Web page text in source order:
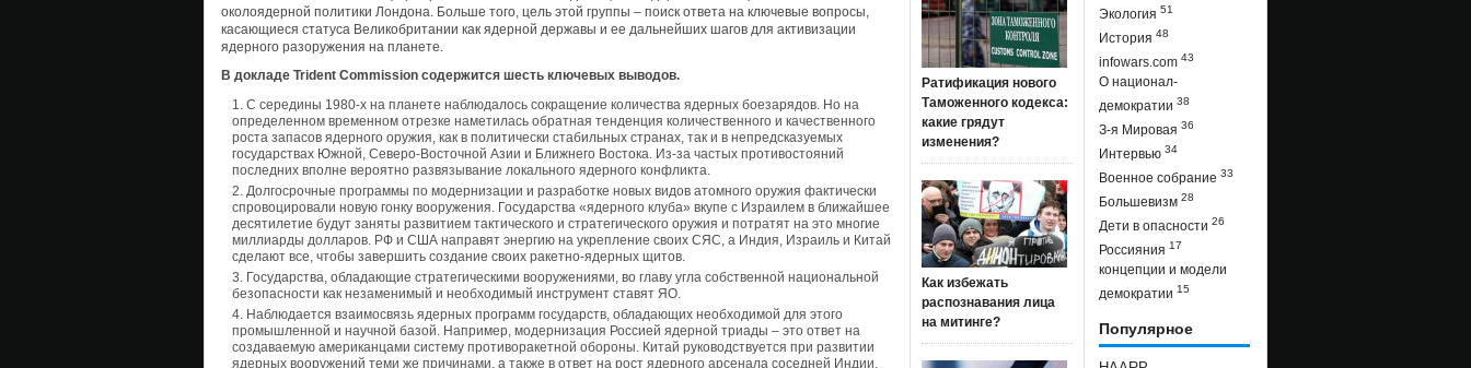
околоядерной политики Лондона. Больше того, цель этой группы – поиск ответа на ключевые вопросы,
касающиеся статуса Великобритании как ядерной державы и ее дальнейших шагов для активизации
ядерного разоружения на планете.
В докладе Trident Commission содержится шесть ключевых выводов.
С середины 1980-х на планете наблюдалось сокращение количества ядерных боезарядов. Но на
определенном временном отрезке наметилась обратная тенденция количественного и качественного
роста запасов ядерного оружия, как в политически стабильных странах, так и в непредсказуемых
государствах Южной, Северо-Восточной Азии и Ближнего Востока. Из-за частых противостояний
последних вполне вероятно развязывание локального ядерного конфликта.
Долгосрочные программы по модернизации и разработке новых видов атомного оружия фактически
спровоцировали новую гонку вооружения. Государства «ядерного клуба» вкупе с Израилем в ближайшее
десятилетие будут заняты развитием тактического и стратегического оружия и потратят на это многие
миллиарды долларов. РФ и США направят энергию на укрепление своих СЯС, а Индия, Израиль и Китай
сделают все, чтобы завершить создание своих ракетно-ядерных щитов.
Государства, обладающие стратегическими вооружениями, во главу угла собственной национальной
безопасности как незаменимый и необходимый инструмент ставят ЯО.
Наблюдается взаимосвязь ядерных программ государств, обладающих необходимой для этого
промышленной и научной базой. Например, модернизация Россией ядерной триады – это ответ на
создаваемую американцами систему противоракетной обороны. Китай руководствуется при развитии
ядерных вооружений теми же причинами, а также в ответ на рост ядерного арсенала соседней Индии.
Ратификация нового
Таможенного кодекса:
какие грядут
изменения?
Как избежать
распознавания лица
на митинге?
Экология 51
История 48
infowars.com 43
О национал-
демократии 38
З-я Мировая 36
Интервью 34
Военное собрание 33
Большевизм 28
Дети в опасности 26
Россияния 17
концепции и модели
демократии 15
Популярное